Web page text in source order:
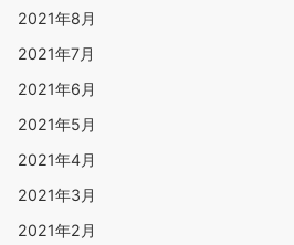
2021年8月
2021年7月
2021年6月
2021年5月
2021年4月
2021年3月
2021年2月